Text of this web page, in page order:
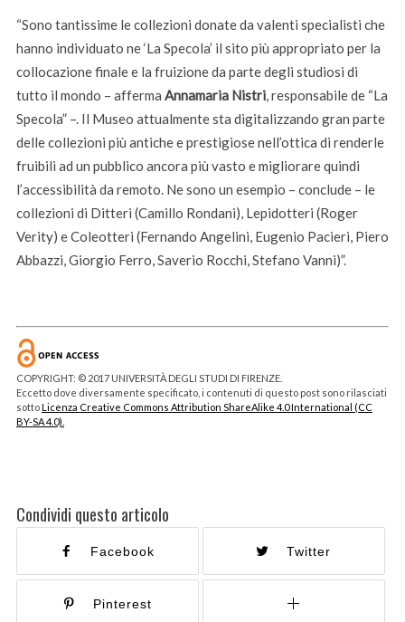
“Sono tantissime le collezioni donate da valenti specialisti che
hanno individuato ne ‘La Specola’ il sito più appropriato per la
collocazione finale e la fruizione da parte degli studiosi di
tutto il mondo – afferma Annamaria Nistri, responsabile de “La
Specola” –. Il Museo attualmente sta digitalizzando gran parte
delle collezioni più antiche e prestigiose nell’ottica di renderle
fruibili ad un pubblico ancora più vasto e migliorare quindi
l’accessibilità da remoto. Ne sono un esempio – conclude – le
collezioni di Ditteri (Camillo Rondani), Lepidotteri (Roger
Verity) e Coleotteri (Fernando Angelini, Eugenio Pacieri, Piero
Abbazzi, Giorgio Ferro, Saverio Rocchi, Stefano Vanni)”.
COPYRIGHT: © 2017 UNIVERSITÀ DEGLI STUDI DI FIRENZE.
Eccetto dove diversamente specificato, i contenuti di questo post sono rilasciati
sottoLicenza Creative Commons Attribution ShareAlike 4.0 International (CC
BY-SA 4.0).
Condividi questo articolo
Facebook Twitter
Pinterest